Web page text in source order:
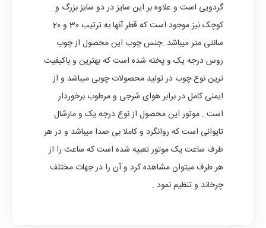
گردویی است و علاوه بر این سایز در دو سایز بزرگ و
کوچک نیز موجود است که قطر آنها به ترتیب 30 و 20
سانتی متر میباشد .جنس چوب این محصول از چوب
روس درجه یک و پخته شده است که بهترین و باکیفیت
ترین نوع چوب در تولید محصولات چوبی میباشد و از
ایمنی کامل در برابر هوای شرجی و مرطوب برخوردار
است . موتور این محصول از نوع درجه یک و مارشال
تایوانی است که روانگرد و کاملا بی صدا میباشد و در هر
طرف ساعت یک موتور تعبیه شده است که ساعت را از
هر طرف میتوان مشاهده کرد و آن را در جهات مختلف
چرخاند و تنظیم نمود .